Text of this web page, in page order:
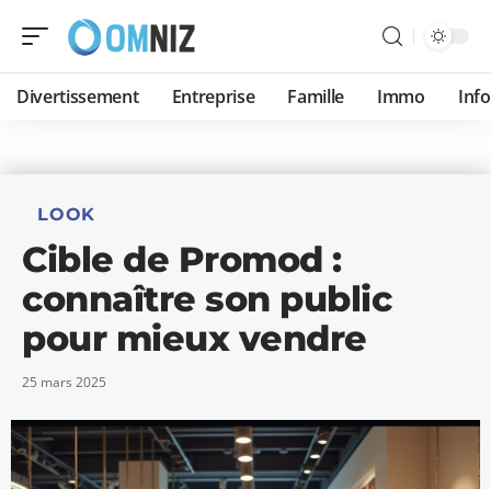
Divertissement Entreprise Famille Immo
LOOK
Cible de Promod :
connaître son public
pour mieux vendre
25 mars 2025